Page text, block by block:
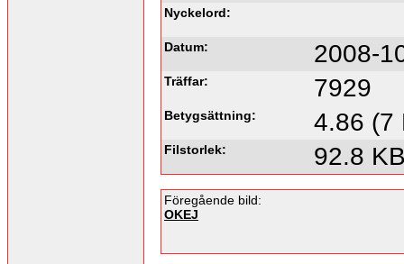
Nyckelord:
Datum: 2008-
Träffar: 7929
Betygsättning: 4.86 (7
Filstorlek: 92.8
Föregående bild:
OKEJ